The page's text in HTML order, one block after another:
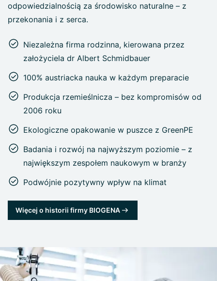
odpowiedzialnością za środowisko naturalne – z
przekonania i z serca.
Niezależna firma rodzinna, kierowana przez
założyciela dr Albert Schmidbauer
100% austriacka nauka w każdym preparacie
Produkcja rzemieślnicza – bez kompromisów od
2006 roku
Ekologiczne opakowanie w puszce z GreenPE
Badania i rozwój na najwyższym poziomie – z
największym zespołem naukowym w branży
Podwójnie pozytywny wpływ na klimat
Więcej o historii firmy BIOGENA